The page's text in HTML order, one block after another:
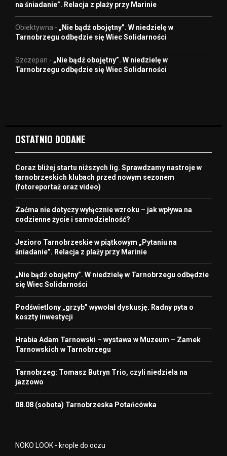
na śniadanie”. Relacja z plaży przy Marinie
Obiektywna - „Nie bądź obojętny”. W niedzielę w
Tarnobrzegu odbędzie się Wiec Solidarności
Szczepan - „Nie bądź obojętny”. W niedzielę w
Tarnobrzegu odbędzie się Wiec Solidarności
OSTATNIO DODANE
Coraz bliżej startu niższych lig. Sprawdzamy nastroje w
tarnobrzeskich klubach przed nowym sezonem
(fotoreportaż oraz video)
Zaćma nie dotyczy wyłącznie wzroku – jak wpływa na
codzienne życie i samodzielność?
Jezioro Tarnobrzeskie w piątkowym „Pytaniu na
śniadanie”. Relacja z plaży przy Marinie
„Nie bądź obojętny”. W niedzielę w Tarnobrzegu odbędzie
się Wiec Solidarności
Podświetlony „grzyb” wywołał dyskusję. Radny pyta o
koszty inwestycji
Hrabia Adam Tarnowski – wystawa w Muzeum – Zamek
Tarnowskich w Tarnobrzegu
Tarnobrzeg: Tomasz Butryn Trio, czyli niedziela na
jazzowo
08.08 (sobota) Tarnobrzeska Potańcówka
NOKO LOOK - krople do oczu